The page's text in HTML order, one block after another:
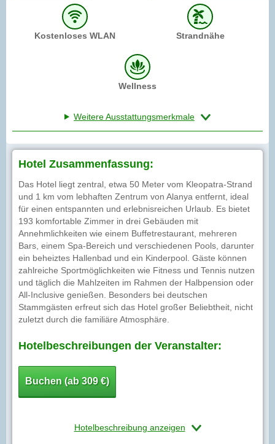
Kostenloses WLAN Strandnähe
Wellness
Weitere Ausstattungsmerkmale
Hotel Zusammenfassung:
Das Hotel liegt zentral, etwa 50 Meter vom Kleopatra-Strand
und 1 km vom lebhaften Zentrum von Alanya entfernt, ideal
für einen entspannten und erlebnisreichen Urlaub. Es bietet
193 komfortable Zimmer in drei Gebäuden mit
Annehmlichkeiten wie einem Buffetrestaurant, mehreren
Bars, einem Spa-Bereich und verschiedenen Pools, darunter
ein beheiztes Hallenbad und ein Kinderpool. Gäste können
zahlreiche Sportmöglichkeiten wie Fitness und Tennis nutzen
und täglich die Mahlzeiten im Rahmen der Halbpension oder
All-Inclusive genießen. Besonders bei deutschen
Stammgästen erfreut sich das Hotel großer Beliebtheit, nicht
zuletzt durch die familiäre Atmosphäre.
Hotelbeschreibungen der Veranstalter:
Buchen (ab 309 €)
Hotelbeschreibung anzeigen